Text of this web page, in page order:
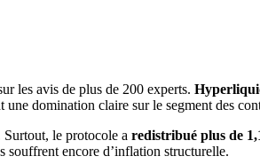
les avis de plus de 200 experts.
domination claire sur le segment des
le protocole a redistribué plus de
souffrent encore d’inflation structurelle.